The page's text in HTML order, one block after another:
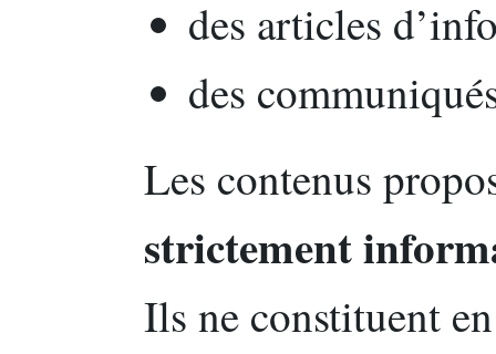
des articles
des
Les contenus
strictement
Ils ne constituent